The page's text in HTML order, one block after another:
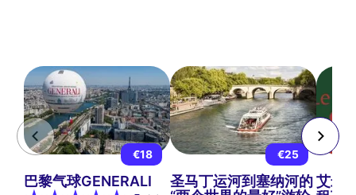
€18
巴黎气球GENERALI
€25
圣马丁运河到塞纳河的艾米